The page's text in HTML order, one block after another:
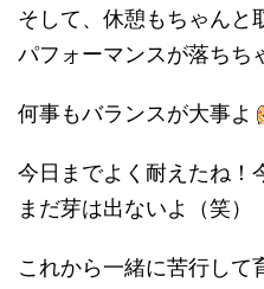
そして、休憩もちゃんと
パフォーマンスが落ちち
何事もバランスが大事よ
今日までよく耐えたね！
まだ芽は出ないよ（笑）
これから一緒に苦行して